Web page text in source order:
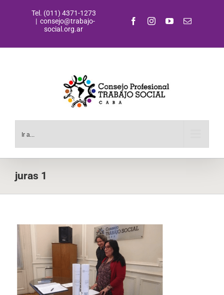
Tel. (011) 4371-1273
| consejo@trabajo-
social.org.ar
FacebookInstagramYouTubeCorreo
Ir a...
juras 1